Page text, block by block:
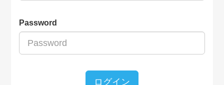
Password
ログイン